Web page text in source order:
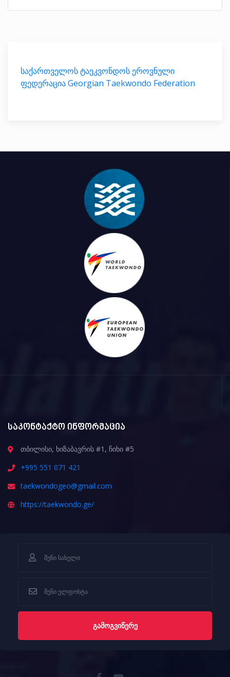
საქართველოს ტაეკვონდოს ეროვნული
ფედერაცია Georgian Taekwondo Federation
საკონტაქტო ინფორმაცია
თბილისი, ხიზაბავრის #1, ჩიხი #5
+995 551 071 421
taekwondogeo@gmail.com
https://taekwondo.ge/
ᲒᲐᲛᲝᲒᲕᲘᲬᲔᲠᲔ